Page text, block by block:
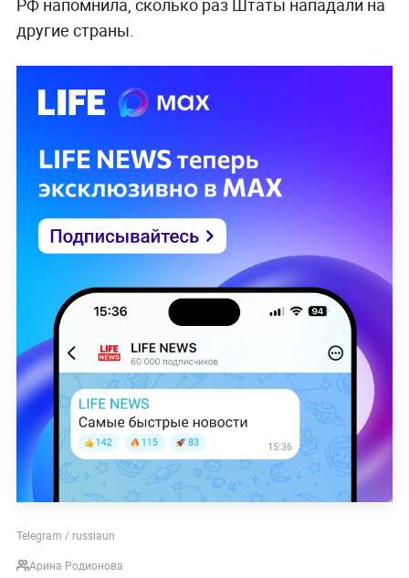
РФ напомнила, сколько раз Штаты нападали на
другие страны.
Telegram / russiaun
Арина Родионова